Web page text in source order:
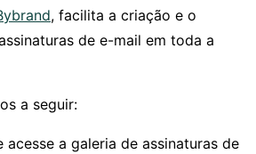
, facilita a criação e o
de e-mail em toda a
a seguir:
acesse a galeria de assinaturas de